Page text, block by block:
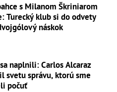
s Milanom Škriniarom
Turecký klub si do odvety
náskok
naplnili: Carlos Alcaraz
svetu správu, ktorú sme
počuť